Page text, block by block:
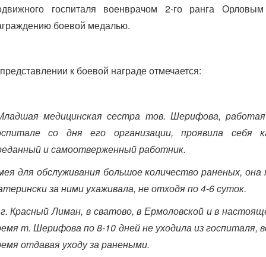
госпиталя военврачом 2-го ранга
боевой медалью.
к боевой награде отмечается:
медицинская сестра тов. Шерифова,
со дня его организации, проявила себя
и самоотверженный работник.
для обслуживания большое количество раненых, она
за ними ухаживала, не отходя по 4-6 суток.
Красный Лиман, в сватово, в Ермоловской и в
т. Шерифова по 8-10 дней не уходила из госпиталя,
отдавая уходу за ранеными.